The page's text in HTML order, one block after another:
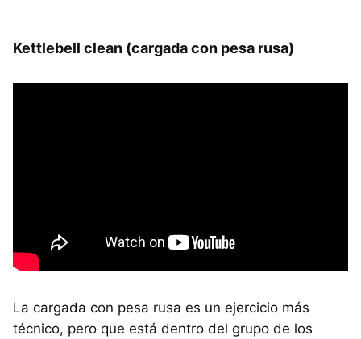
Kettlebell clean (cargada con pesa rusa)
La cargada con pesa rusa es un ejercicio más
técnico, pero que está dentro del grupo de los